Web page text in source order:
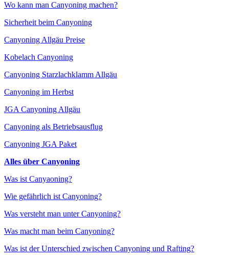
Wo kann man Canyoning machen?
Sicherheit beim Canyoning
Canyoning Allgäu Preise
Kobelach Canyoning
Canyoning Starzlachklamm Allgäu
Canyoning im Herbst
JGA Canyoning Allgäu
Canyoning als Betriebsausflug
Canyoning JGA Paket
Alles über Canyoning
Was ist Canyaoning?
Wie gefährlich ist Canyoning?
Was versteht man unter Canyoning?
Was macht man beim Canyoning?
Was ist der Unterschied zwischen Canyoning und Rafting?